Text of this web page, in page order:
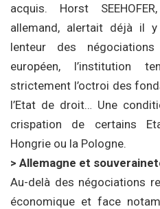
acquis. Horst
allemand, alertait déjà il
lenteur des
européen, l’institution
strictement l’octroi des
l’Etat de droit… Une
crispation de certains
Hongrie ou la Pologne.
> Allemagne et
Au-delà des négociations
économique et face